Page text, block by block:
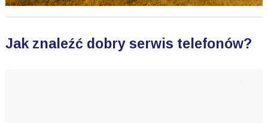
Jak znaleźć dobry serwis telefonów?